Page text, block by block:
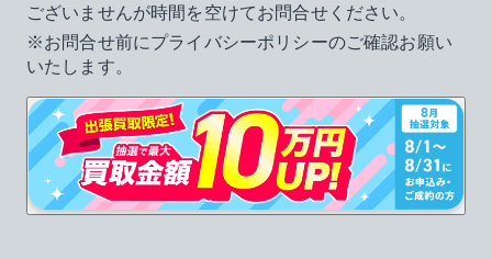
ございませんが時間を空けてお問合せください。
お問合せ前にプライバシーポリシーのご確認お願い
いたします。